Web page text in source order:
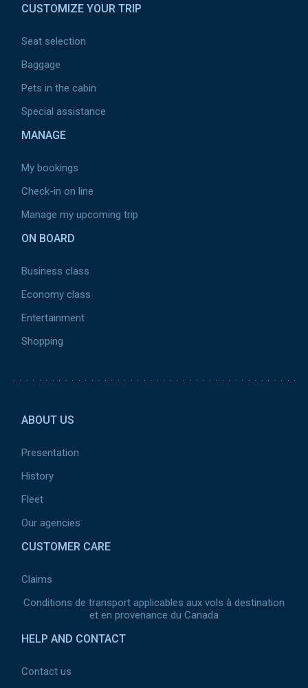
CUSTOMIZE YOUR TRIP
Seat selection
Baggage
Pets in the cabin
Special assistance
MANAGE
My bookings
Check-in on line
Manage my upcoming trip
ON BOARD
Business class
Economy class
Entertainment
Shopping
ABOUT US
Presentation
History
Fleet
Our agencies
CUSTOMER CARE
Claims
Conditions de transport applicables aux vols à destination
et en provenance du Canada
HELP AND CONTACT
Contact us